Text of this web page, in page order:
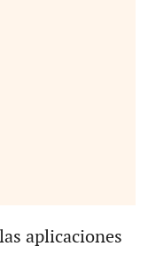
aplicaciones